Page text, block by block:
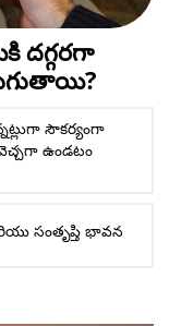
సౌకర్యంగా
ఉండటం
సంతృప్తి భావన